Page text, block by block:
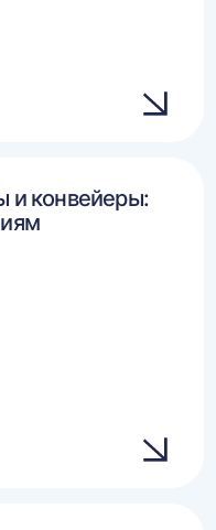
и конвейеры: